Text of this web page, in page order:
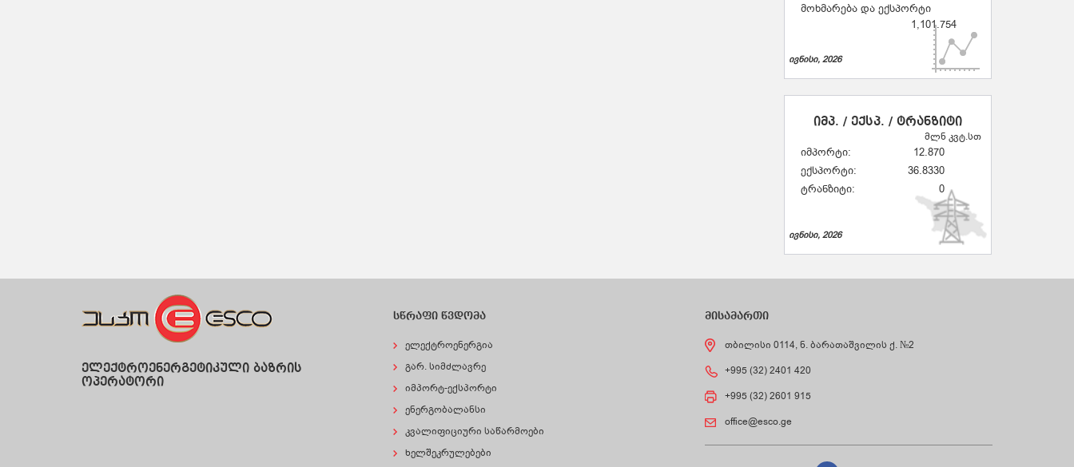
მოხმარება და ექსპორტი
1,101.754
ივნისი, 2026
იმპ. / ექსპ. / ტრანზიტი
მლნ კვტ.სთ
იმპორტი:
12.870
ექსპორტი:
36.8330
ტრანზიტი:
0
ივნისი, 2026
ელექტროენერგეტიკული ბაზრის
ოპერატორი
სწრაფი წვდომა
ელექტროენერგია
გარ. სიმძლავრე
იმპორტ-ექსპორტი
ენერგობალანსი
კვალიფიციური საწარმოები
ხელშეკრულებები
მისამართი
თბილისი 0114, ნ. ბარათაშვილის ქ. №2
+995 (32) 2401 420
+995 (32) 2601 915
office@esco.ge